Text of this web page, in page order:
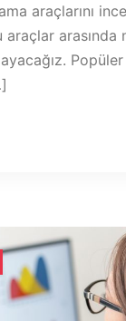
araçlarını
araçlar arasında
Popüler